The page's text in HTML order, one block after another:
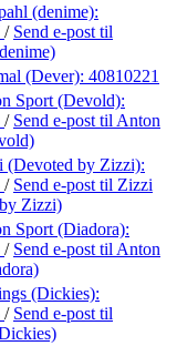
(denime):
/ Send e-post til
(Dever): 40810221
Sport (Devold):
/ Send e-post til Anton
(Devoted by Zizzi):
/ Send e-post til Zizzi
Zizzi)
Sport (Diadora):
/ Send e-post til Anton
(Dickies):
/ Send e-post til